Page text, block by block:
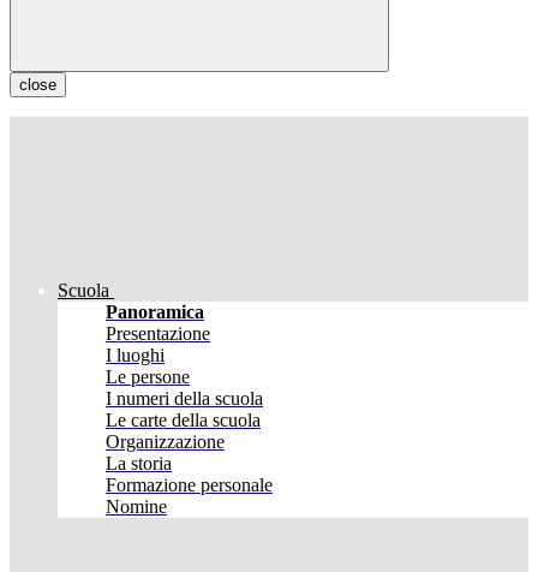
close
Scuola
Panoramica
Presentazione
I luoghi
Le persone
I numeri della scuola
Le carte della scuola
Organizzazione
La storia
Formazione personale
Nomine